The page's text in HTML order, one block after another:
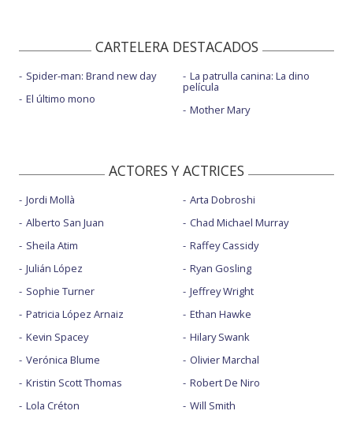
CARTELERA DESTACADOS
Spider-man: Brand new day
El último mono
La patrulla canina: La dino
película
Mother Mary
ACTORES Y ACTRICES
Jordi Mollà
Alberto San Juan
Sheila Atim
Julián López
Sophie Turner
Patricia López Arnaiz
Kevin Spacey
Verónica Blume
Kristin Scott Thomas
Lola Créton
Arta Dobroshi
Chad Michael Murray
Raffey Cassidy
Ryan Gosling
Jeffrey Wright
Ethan Hawke
Hilary Swank
Olivier Marchal
Robert De Niro
Will Smith